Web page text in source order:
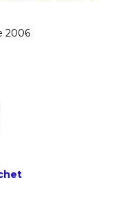
2006